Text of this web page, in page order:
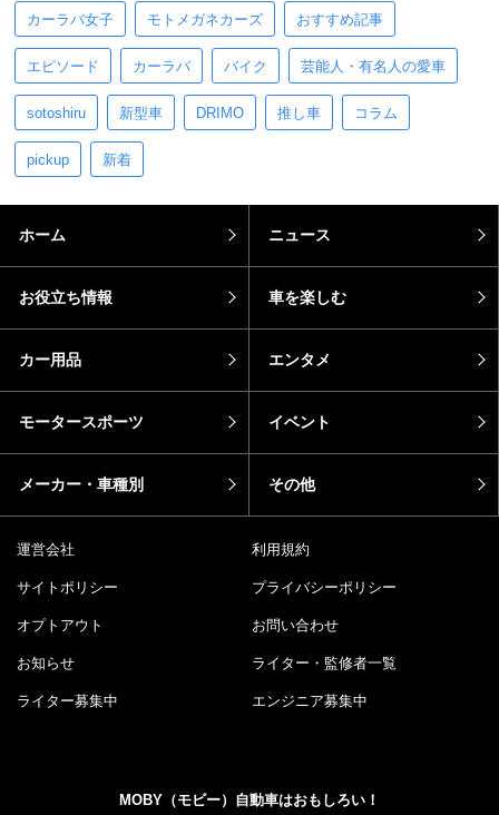
カーラバ女子 モトメガネカーズ おすすめ記事
エピソード カーラバ バイク 芸能人・有名人の愛車
sotoshiru 新型車 DRIMO 推し車 コラム
pickup 新着
ホーム ニュース
お役立ち情報 車を楽しむ
カー用品 エンタメ
モータースポーツ イベント
メーカー・車種別 その他
運営会社 利用規約
サイトポリシー プライバシーポリシー
オプトアウト お問い合わせ
お知らせ ライター・監修者一覧
ライター募集中 エンジニア募集中
MOBY（モビー）自動車はおもしろい！